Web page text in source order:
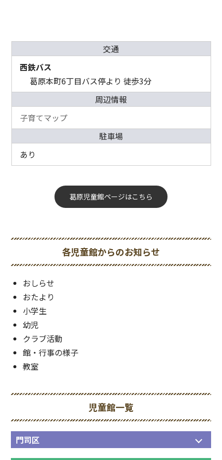
交通
西鉄バス
葛原本町6丁目バス停より 徒歩3分
周辺情報
子育てマップ
駐車場
あり
葛原児童館ページはこちら
各児童館からのお知らせ
おしらせ
おたより
小学生
幼児
クラブ活動
館・行事の様子
教室
児童館一覧
門司区